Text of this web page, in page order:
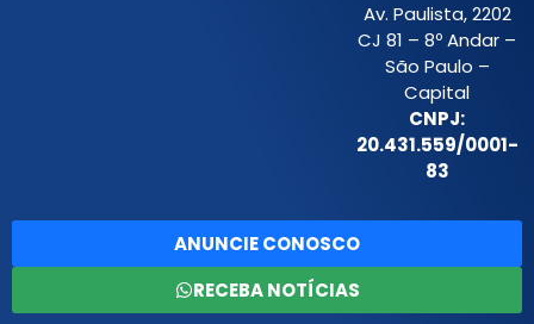
Av. Paulista, 2202
CJ 81 – 8º Andar –
São Paulo –
Capital
CNPJ:
20.431.559/0001-
83
ANUNCIE CONOSCO
RECEBA NOTÍCIAS